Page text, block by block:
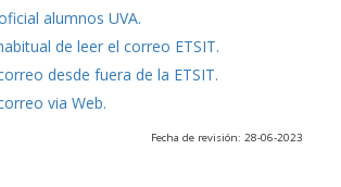
alumnos UVA.
de leer el correo ETSIT.
desde fuera de la ETSIT.
via Web.
Fecha de revisión: 28-06-2023